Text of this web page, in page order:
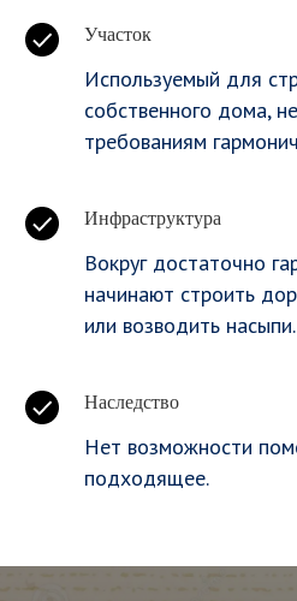
Участок
Используемый для
собственного дома,
требованиям
Инфраструктура
Вокруг достаточно
начинают строить
или возводить насыпи.
Наследство
Нет возможности
подходящее.